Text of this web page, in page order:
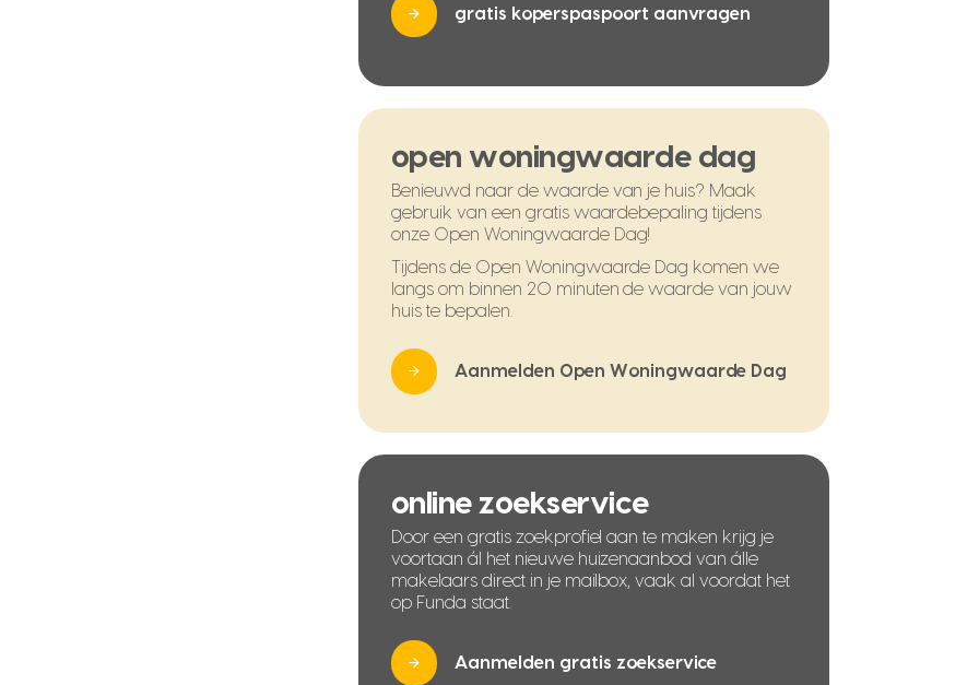
gratis koperspaspoort aanvragen
open woningwaarde dag
Benieuwd naar de waarde van je huis? Maak
gebruik van een gratis waardebepaling tijdens
onze Open Woningwaarde Dag!
Tijdens de Open Woningwaarde Dag komen we
langs om binnen 20 minuten de waarde van jouw
huis te bepalen.
Aanmelden Open Woningwaarde Dag
online zoekservice
Door een gratis zoekprofiel aan te maken krijg je
voortaan ál het nieuwe huizenaanbod van álle
makelaars direct in je mailbox, vaak al voordat het
op Funda staat.
Aanmelden gratis zoekservice